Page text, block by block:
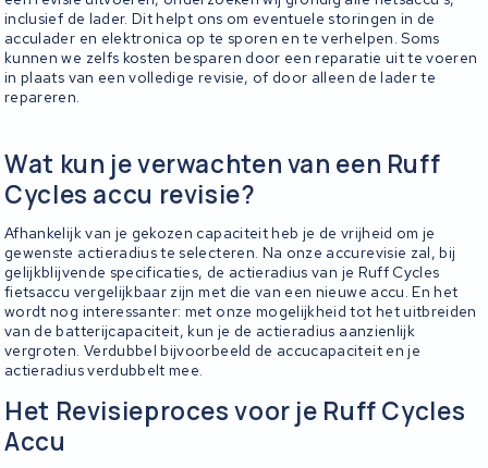
inclusief de lader. Dit helpt ons om eventuele storingen in de
acculader en elektronica op te sporen en te verhelpen. Soms
kunnen we zelfs kosten besparen door een reparatie uit te voeren
in plaats van een volledige revisie, of door alleen de lader te
repareren.
Wat kun je verwachten van een Ruff
Cycles accu revisie?
Afhankelijk van je gekozen capaciteit heb je de vrijheid om je
gewenste actieradius te selecteren. Na onze accurevisie zal, bij
gelijkblijvende specificaties, de actieradius van je Ruff Cycles
fietsaccu vergelijkbaar zijn met die van een nieuwe accu. En het
wordt nog interessanter: met onze mogelijkheid tot het uitbreiden
van de batterijcapaciteit, kun je de actieradius aanzienlijk
vergroten. Verdubbel bijvoorbeeld de accucapaciteit en je
actieradius verdubbelt mee.
Het Revisieproces voor je Ruff Cycles
Accu